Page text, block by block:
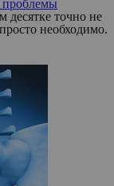
проблемы
десятке точно не
необходимо.